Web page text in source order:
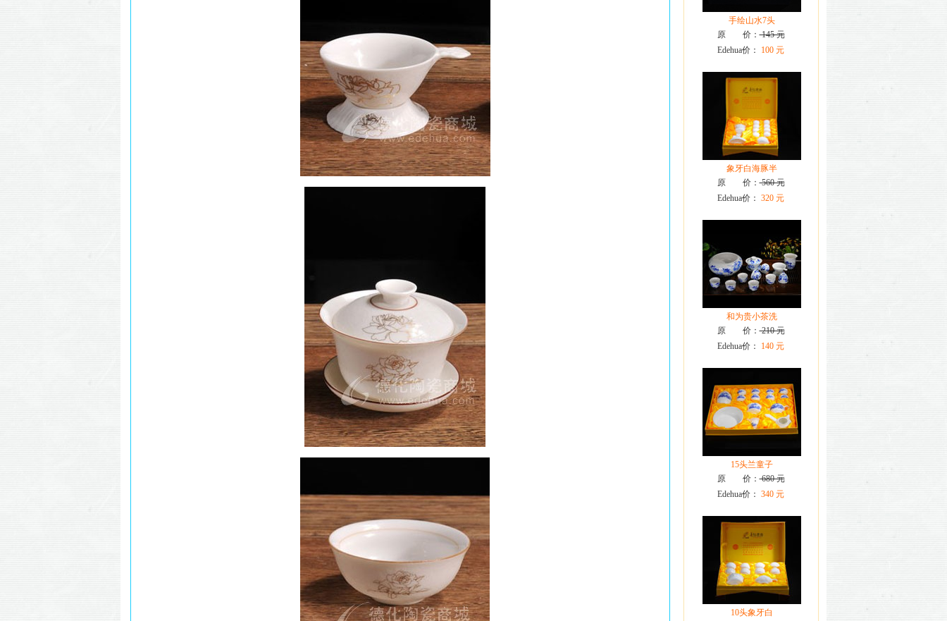
手绘山水7头
原 价：145 元
Edehua价：
100 元
象牙白海豚半
原 价：560 元
Edehua价： 320 元
和为贵小茶洗
原 价：210 元
Edehua价：
140 元
15头兰童子
原 价：680 元
Edehua价： 340 元
10头象牙白